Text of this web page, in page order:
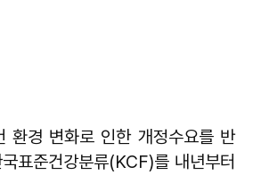
환경 변화로 인한 개정수요를 반
표준건강분류(KCF)를 내년부터